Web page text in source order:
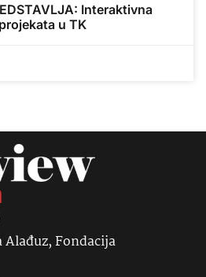
Interaktivna
u TK
Alađuz, Fondacija